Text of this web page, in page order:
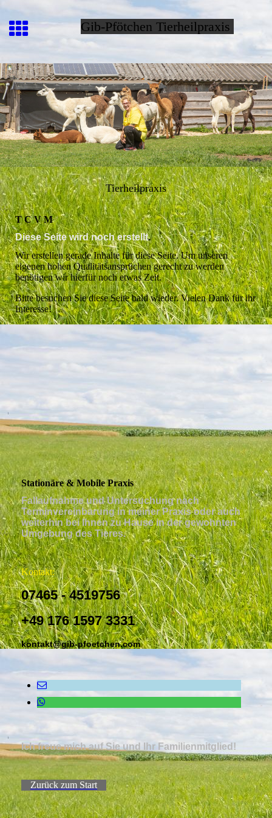
Gib-Pfötchen Tierheilpraxis
Tierheilpraxis
T C V M
Diese Seite wird noch erstellt.
Wir erstellen gerade Inhalte für diese Seite. Um unseren
eigenen hohen Qualitätsansprüchen gerecht zu werden
benötigen wir hierfür noch etwas Zeit.
Bitte besuchen Sie diese Seite bald wieder. Vielen Dank für ihr
Interesse!
Stationäre & Mobile Praxis
Fallaufnahme und Untersuchung nach
Terminvereinbarung in meiner Praxis oder auch
weiterhin bei Ihnen zu Hause in der gewohnten
Umgebung des Tieres.
Kontakt:
07465 - 4519756
+49 176 1597 3331
kontakt@gib-pfoetchen.com
Ich freue mich auf Sie und Ihr Familienmitglied!
Zurück zum Start